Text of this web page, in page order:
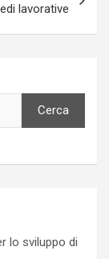
lavorative
Cerca
lo sviluppo di